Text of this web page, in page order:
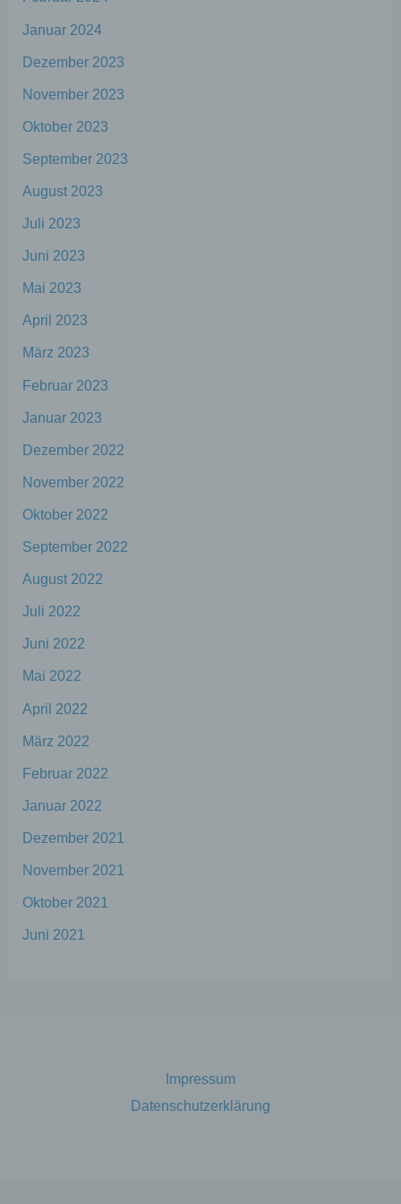
Januar 2024
Dezember 2023
November 2023
Oktober 2023
September 2023
August 2023
Juli 2023
Juni 2023
Mai 2023
April 2023
März 2023
Februar 2023
Januar 2023
Dezember 2022
November 2022
Oktober 2022
September 2022
August 2022
Juli 2022
Juni 2022
Mai 2022
April 2022
März 2022
Februar 2022
Januar 2022
Dezember 2021
November 2021
Oktober 2021
Juni 2021
Impressum
Datenschutzerklärung
Zusammenhang mit personenbezogenen
Organisation, das Ordnen, die Speicherung,
Auslesen, das Abfragen, die Verwendung,
Verbreitung oder eine andere Form der
Bereitstellung, den Abgleich oder die
Verknüpfung, die Einschränkung, das
Löschen oder die Vernichtung.
personenbezogener Daten mit dem Ziel,
Profiling ist jede Art der automatisierten
Verarbeitung personenbezogener Daten,
die darin besteht, dass diese
personenbezogenen Daten verwendet
werden, um bestimmte persönliche
beziehen, zu bewerten, insbesondere, um
wirtschaftlicher Lage, Gesundheit,
zu analysieren oder vorherzusagen.
f) Pseudonymisierung
Pseudonymisierung ist die Verarbeitung
personenbezogener Daten in einer Weise,
auf welche die personenbezogenen Daten
ohne Hinzuziehung zusätzlicher
Informationen nicht mehr einer spezifischen
betroffenen Person zugeordnet werden
Informationen gesondert aufbewahrt
organisatorischen Maßnahmen unterliegen,
personenbezogenen Daten nicht einer
Verantwortlicher oder für die Verarbeitung
Verantwortlicher ist die natürliche oder